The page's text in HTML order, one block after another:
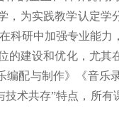
，为实践教学认定学
研中加强专业能力
建设和优化，尤
配与制作》《音乐
技术共存”特点，所有